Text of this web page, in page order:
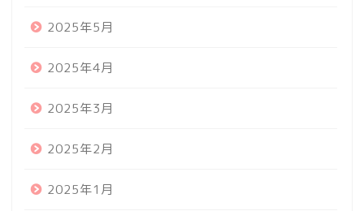
2025年5月
2025年4月
2025年3月
2025年2月
2025年1月